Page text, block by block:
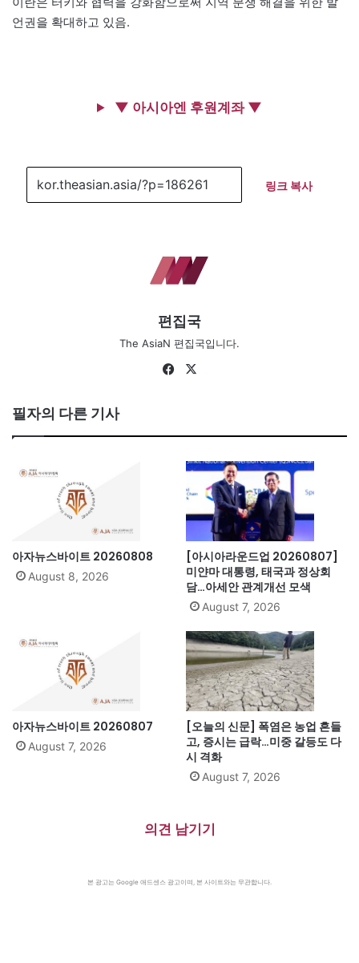
언권을 확대하고 있음.
▼ 아시아엔 후원계좌 ▼
링크 복사
편집국
The AsiaN 편집국입니다.
Fa
필자의 다른 기사
아자뉴스바이트 20260808
August 8, 2026
[아시아라운드업 20260807]
미얀마 대통령, 태국과 정상회
담…아세안 관계개선 모색
August 7, 2026
아자뉴스바이트 20260807
August 7, 2026
[오늘의 신문] 폭염은 농업 흔들
고, 증시는 급락…미중 갈등도 다
시 격화
August 7, 2026
의견 남기기
본 광고는 Google 애드센스 광고이며, 본 사이트와는 무관합니다.